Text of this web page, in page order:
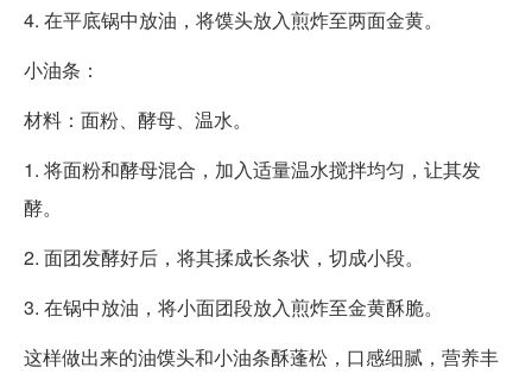
4. 在平底锅中放油，将馍头放入煎炸至两面金黄。
小油条：
材料：面粉、酵母、温水。
1. 将面粉和酵母混合，加入适量温水搅拌均匀，让其发
酵。
2. 面团发酵好后，将其揉成长条状，切成小段。
3. 在锅中放油，将小面团段放入煎炸至金黄酥脆。
这样做出来的油馍头和小油条酥蓬松，口感细腻，营养丰